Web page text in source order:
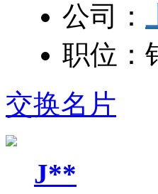
公司：
职位：
交换名片
J**